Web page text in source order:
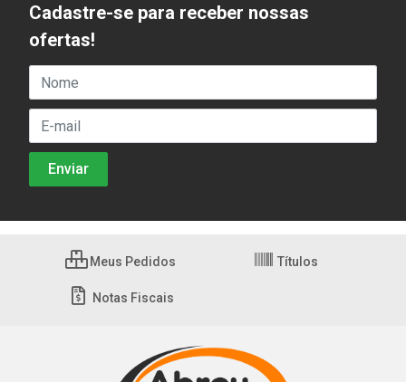
Cadastre-se para receber nossas
ofertas!
Meus Pedidos Títulos
Notas Fiscais